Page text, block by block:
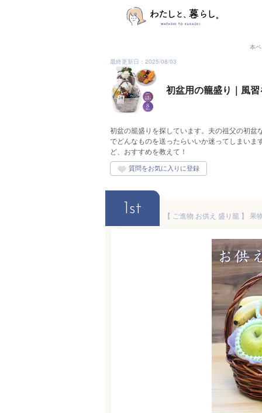
本
最終更新日：2025/08/03
初盆用の籠盛り｜風
初盆の籠盛りを探しています。夫の祖父の初
でどんなものを送ったらいいか迷ってしまい
ど、おすすめを教えて！
1st